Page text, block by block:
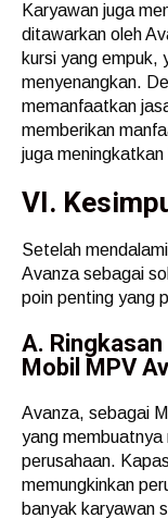
Karyawan juga
ditawarkan oleh
kursi yang empuk,
menyenangkan.
memanfaatkan
memberikan
juga
VI.
Setelah
Avanza sebagai
poin penting yang
A.
Mobil MPV
Avanza, sebagai
yang membuatnya
perusahaan.
memungkinkan
banyak karyawan